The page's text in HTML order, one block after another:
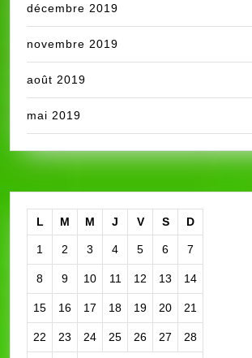
décembre 2019
novembre 2019
août 2019
mai 2019
L M M J V S D
1 2 3 4 5 6 7
8 9 10 11 12 13 14
15 16 17 18 19 20 21
22 23 24 25 26 27 28